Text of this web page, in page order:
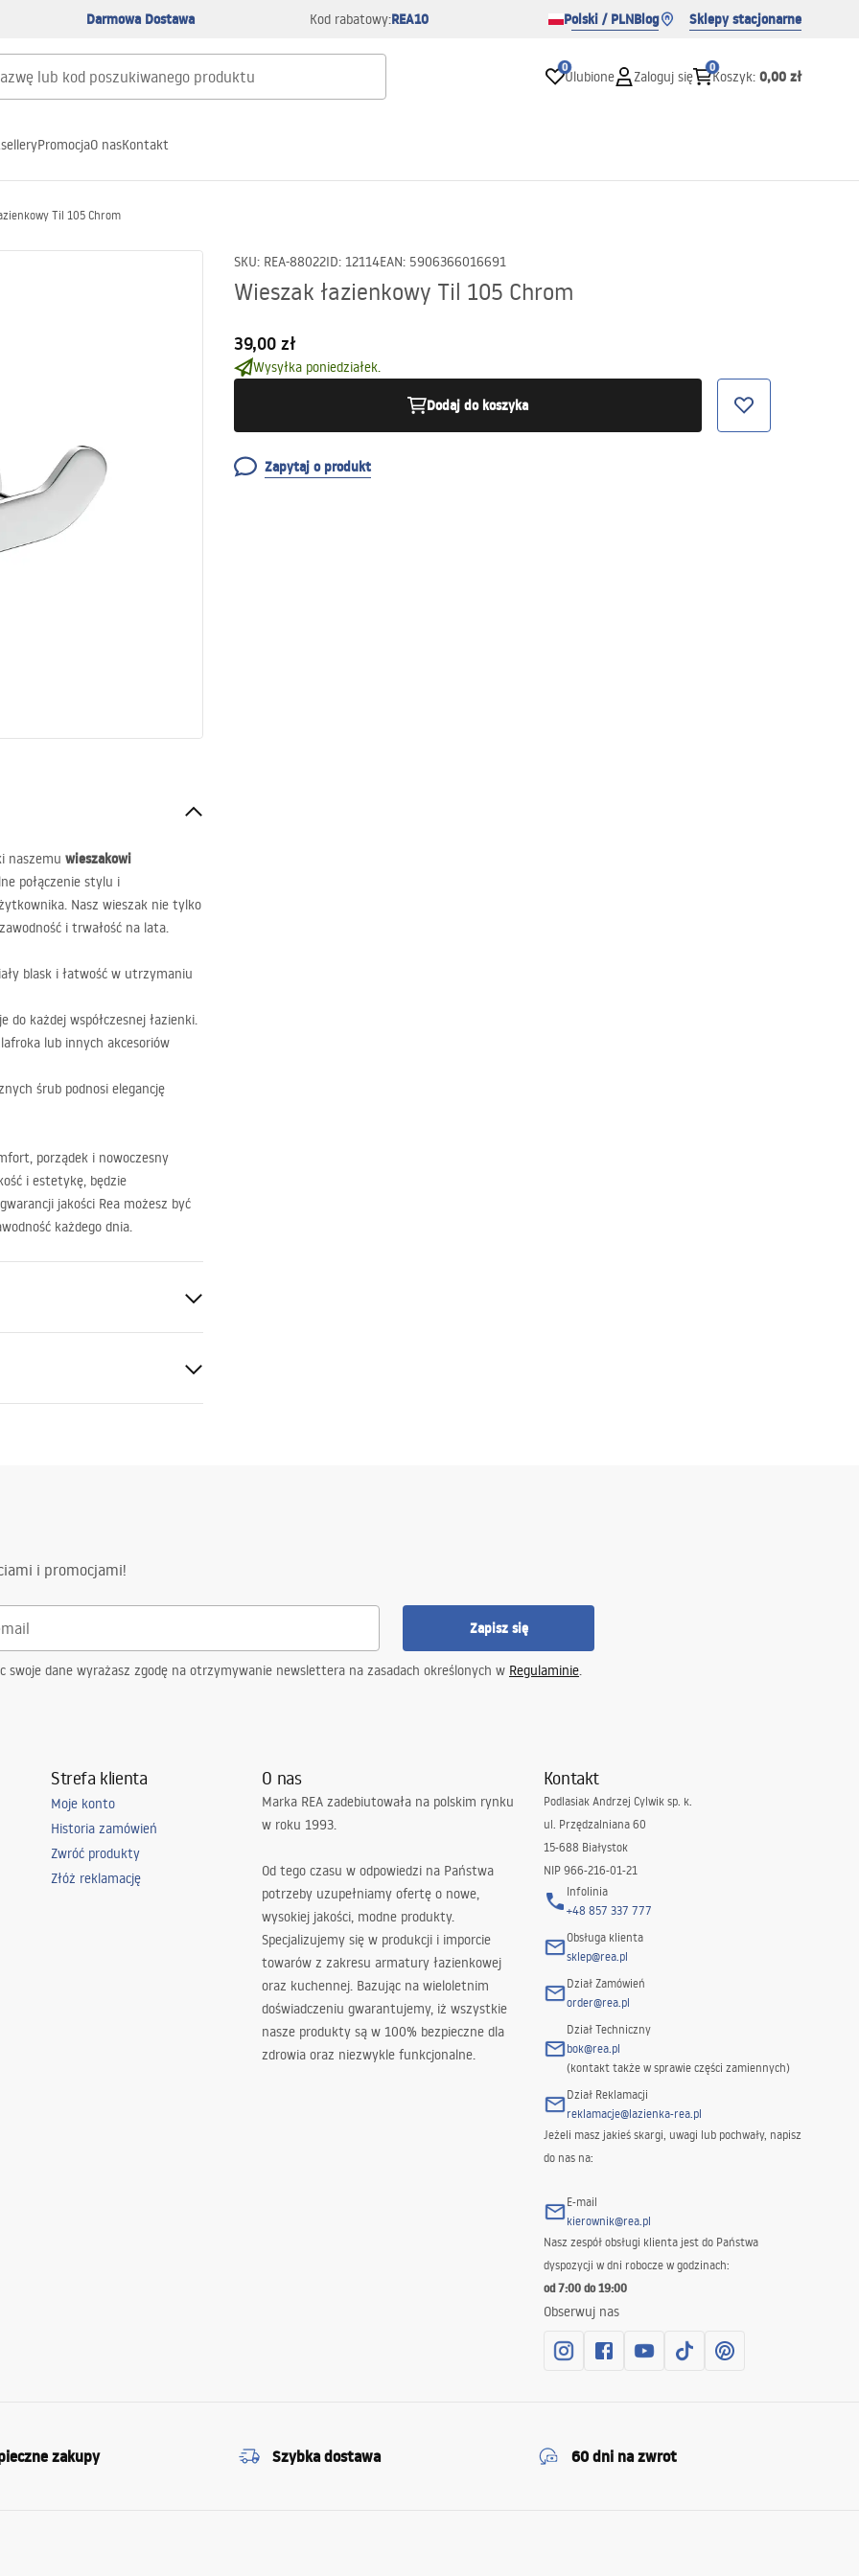
Darmowa Dostawa Kod rabatowy:REA10 Polski / PLNBlog Sklepy stacjonarne
0
Ulubione Zaloguj się
0
Koszyk: 0,00 zł
PromocjaO nasKontakt
Til 105 Chrom
SKU: REA-88022ID: 12114EAN: 5906366016691
Wieszak łazienkowy Til 105 Chrom
39,00 zł
Wysyłka poniedziałek.
Dodaj do koszyka
Zapytaj o produkt
naszemu wieszakowi
połączenie stylu i
Nasz wieszak nie tylko
i trwałość na lata.
blask i łatwość w utrzymaniu
każdej współczesnej łazienki.
lub innych akcesoriów
śrub podnosi elegancję
porządek i nowoczesny
i estetykę, będzie
jakości Rea możesz być
każdego dnia.
i promocjami!
Zapisz się
swoje dane wyrażasz zgodę na otrzymywanie newslettera na zasadach określonych w Regulaminie.
Strefa klienta
Moje konto
Historia zamówień
Zwróć produkty
Złóż reklamację
O nas
Marka REA zadebiutowała na polskim rynku
w roku 1993.
Od tego czasu w odpowiedzi na Państwa
potrzeby uzupełniamy ofertę o nowe,
wysokiej jakości, modne produkty.
Specjalizujemy się w produkcji i imporcie
towarów z zakresu armatury łazienkowej
oraz kuchennej. Bazując na wieloletnim
doświadczeniu gwarantujemy, iż wszystkie
nasze produkty są w 100% bezpieczne dla
zdrowia oraz niezwykle funkcjonalne.
Kontakt
Podlasiak Andrzej Cylwik sp. k.
ul. Przędzalniana 60
15-688 Białystok
NIP 966-216-01-21
Infolinia
+48 857 337 777
Obsługa klienta
sklep@rea.pl
Dział Zamówień
order@rea.pl
Dział Techniczny
bok@rea.pl
(kontakt także w sprawie części zamiennych)
Dział Reklamacji
reklamacje@lazienka-rea.pl
Jeżeli masz jakieś skargi, uwagi lub pochwały, napisz
do nas na:
E-mail
kierownik@rea.pl
Nasz zespół obsługi klienta jest do Państwa
dyspozycji w dni robocze w godzinach:
od 7:00 do 19:00
Obserwuj nas
zakupy Szybka dostawa 60 dni na zwrot